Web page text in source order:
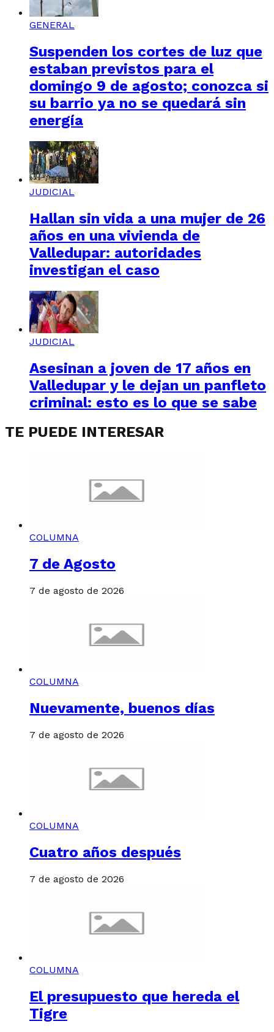
GENERAL
Suspenden los cortes de luz que
estaban previstos para el
domingo 9 de agosto; conozca si
su barrio ya no se quedará sin
energía
JUDICIAL
Hallan sin vida a una mujer de 26
años en una vivienda de
Valledupar: autoridades
investigan el caso
JUDICIAL
Asesinan a joven de 17 años en
Valledupar y le dejan un panfleto
criminal: esto es lo que se sabe
TE PUEDE INTERESAR
COLUMNA
7 de Agosto
7 de agosto de 2026
COLUMNA
Nuevamente, buenos días
7 de agosto de 2026
COLUMNA
Cuatro años después
7 de agosto de 2026
COLUMNA
El presupuesto que hereda el
Tigre